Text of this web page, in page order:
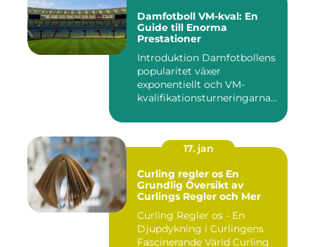
Damfotboll VM-kval: En
Guide till Enorma
Prestationer
Introduktion Damfotbollens
popularitet växer
exponentiellt och VM-
kvalifikationsturneringarna
17. jan
Curling regler os En
Grundlig Översikt av
Curlings Regler och Mer
Curling Regler os - En
Djupdykning i Curlingens
Fascinerande Värld Curling